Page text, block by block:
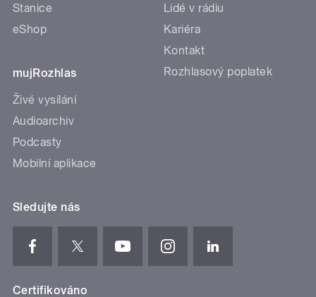
Stanice
eShop
mujRozhlas
Živé vysílání
Audioarchiv
Podcasty
Mobilní aplikace
Lidé v rádiu
Kariéra
Kontakt
Rozhlasový poplatek
Sledujte nás
Certifikováno